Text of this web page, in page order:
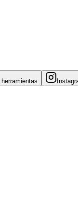
herramientas